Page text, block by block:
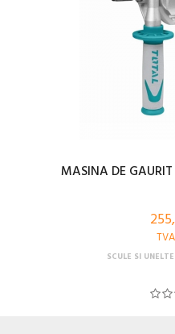
MASINA DE
SCULE SI UNELTE